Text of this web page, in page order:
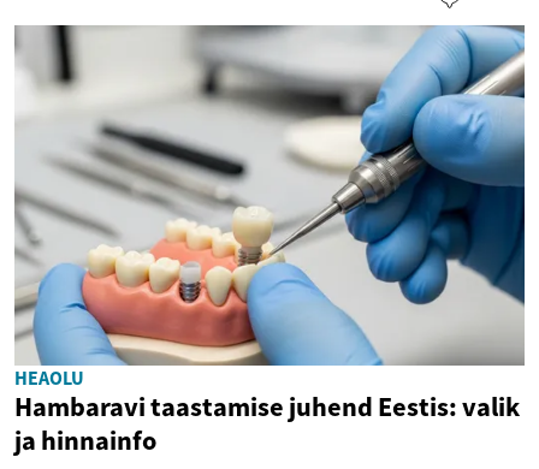
HEAOLU
Hambaravi taastamise juhend Eestis: valik
ja hinnainfo